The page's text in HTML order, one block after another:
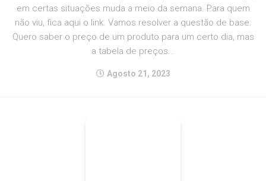
em certas situações muda a meio da semana. Para quem
não viu, fica aqui o link. Vamos resolver a questão de base:
Quero saber o preço de um produto para um certo dia, mas
a tabela de preços...
Agosto 21, 2023